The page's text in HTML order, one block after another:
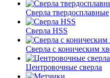
Сверла твердосплавные
Сверла HSS
Сверла с коническим
Центровочные сверла